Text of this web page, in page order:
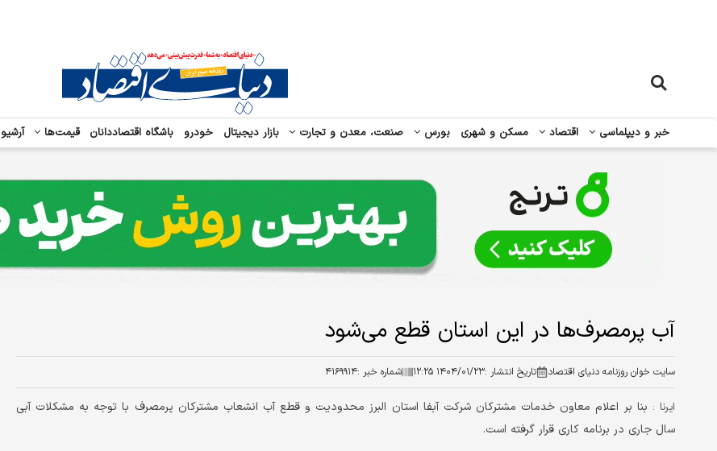
خبر و دیپلماسی اقتصاد مسکن و شهری بورس صنعت، معدن و تجارت بازار دیجیتال خودرو باشگاه اقتصاددانان قیمت‌ها آرشیو
آب پر‌مصرف‌ها در این استان قطع می‌شود
سایت خوان روزنامه دنیای اقتصاد تاریخ انتشار :۱۴۰۴/۰۱/۲۳ ۱۲:۲۵ شماره خبر :۴۱۶۹۹۱۴
ایرنا : بنا بر اعلام معاون خدمات مشترکان شرکت آبفا استان البرز محدودیت و قطع آب انشعاب مشترکان پرمصرف با توجه به مشکلات آبی
سال جاری در برنامه کاری قرار گرفته است.